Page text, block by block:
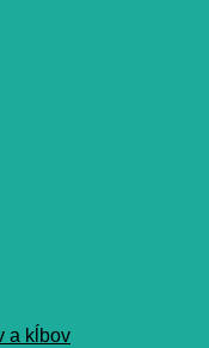
a kĺbov